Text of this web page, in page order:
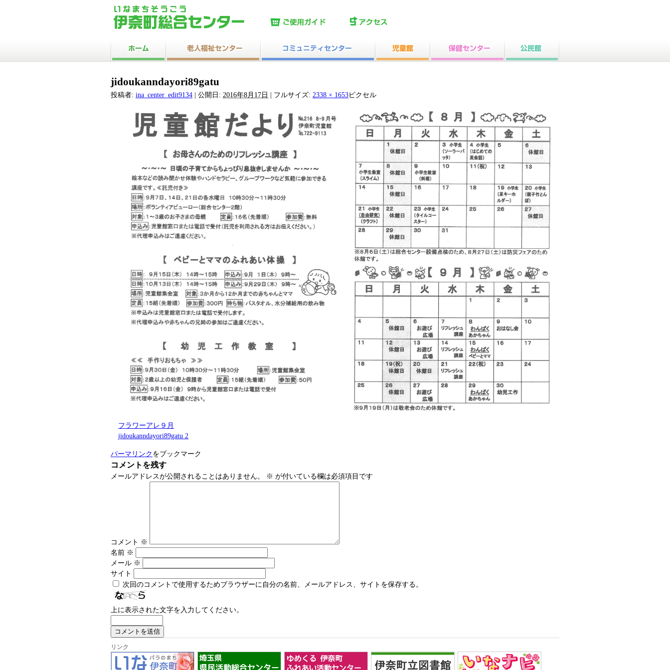
jidoukanndayori89gatu
投稿者: ina_center_edit9134 公開日: 2016年8月17日 フルサイズ: 2338 × 1653ピクセル
フラワーアレ９月
jidoukanndayori89gatu 2
パーマリンク をブックマーク
コメントを残す
メールアドレスが公開されることはありません。 ※ が付いている欄は必須項目です
コメント ※
名前 ※
メール ※
サイト
次回のコメントで使用するためブラウザーに自分の名前、メールアドレス、サイトを保存する。
上に表示された文字を入力してください。
リンク